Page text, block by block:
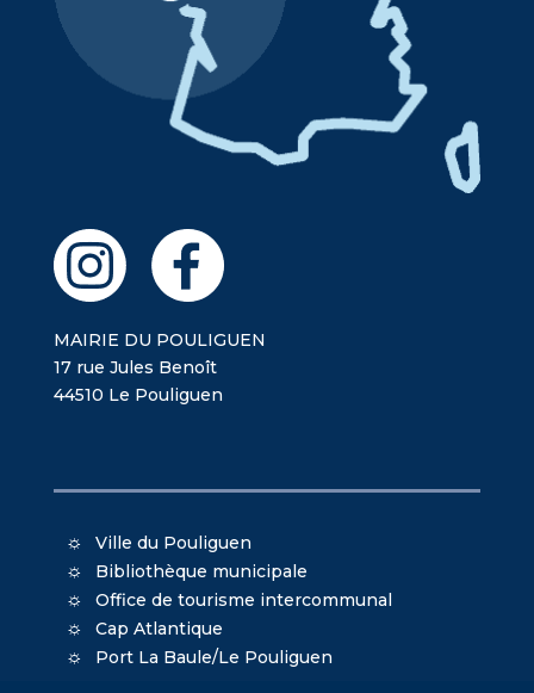
MAIRIE DU POULIGUEN
17 rue Jules Benoît
44510 Le Pouliguen
Ville du Pouliguen
Bibliothèque municipale
Office de tourisme intercommunal
Cap Atlantique
Port La Baule/Le Pouliguen